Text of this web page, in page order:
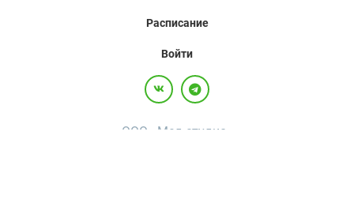
Расписание
Войти
ООО «Мед.студио»